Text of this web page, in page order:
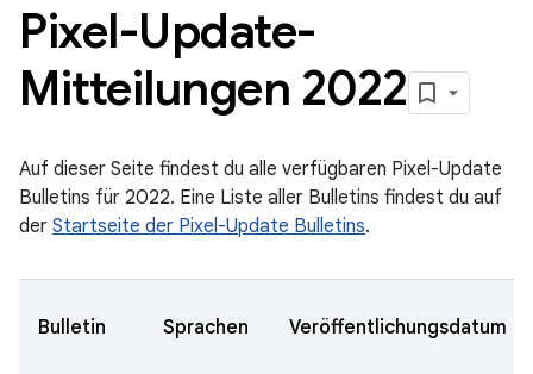
Pixel-Update-
Mitteilungen 2022
Auf dieser Seite findest du alle verfügbaren Pixel-Update
Bulletins für 2022. Eine Liste aller Bulletins findest du auf
der Startseite der Pixel-Update Bulletins.
Bulletin Sprachen Veröffentlichungsdatum